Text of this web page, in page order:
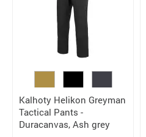
Kalhoty Helikon Greyman
Tactical Pants -
Duracanvas, Ash grey